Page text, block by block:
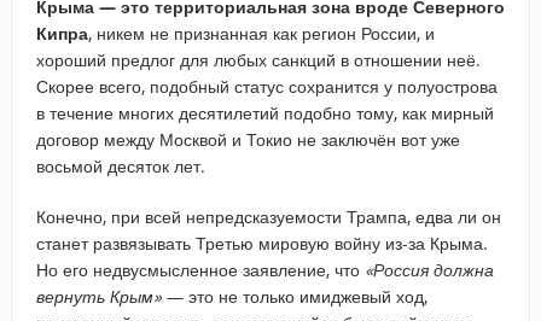
Крыма — это территориальная зона вроде Северного
Кипра, никем не признанная как регион России, и
хороший предлог для любых санкций в отношении неё.
Скорее всего, подобный статус сохранится у полуострова
в течение многих десятилетий подобно тому, как мирный
договор между Москвой и Токио не заключён вот уже
восьмой десяток лет.
Конечно, при всей непредсказуемости Трампа, едва ли он
станет развязывать Третью мировую войну из-за Крыма.
Но его недвусмысленное заявление, что «Россия должна
вернуть Крым»— это не только имиджевый ход,